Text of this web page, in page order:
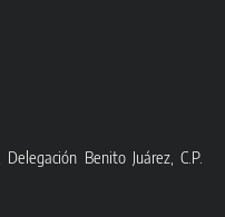
Benito Juárez, C.P.